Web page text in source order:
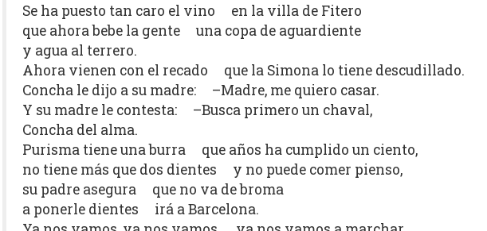
Se ha puesto tan caro el vino en la villa de Fitero
que ahora bebe la gente una copa de aguardiente
y agua al terrero.
Ahora vienen con el recado que la Simona lo tiene descudillado.
Concha le dijo a su madre: –Madre, me quiero casar.
Y su madre le contesta: –Busca primero un chaval,
Concha del alma.
Purisma tiene una burra que años ha cumplido un ciento,
no tiene más que dos dientes y no puede comer pienso,
su padre asegura que no va de broma
a ponerle dientes irá a Barcelona.